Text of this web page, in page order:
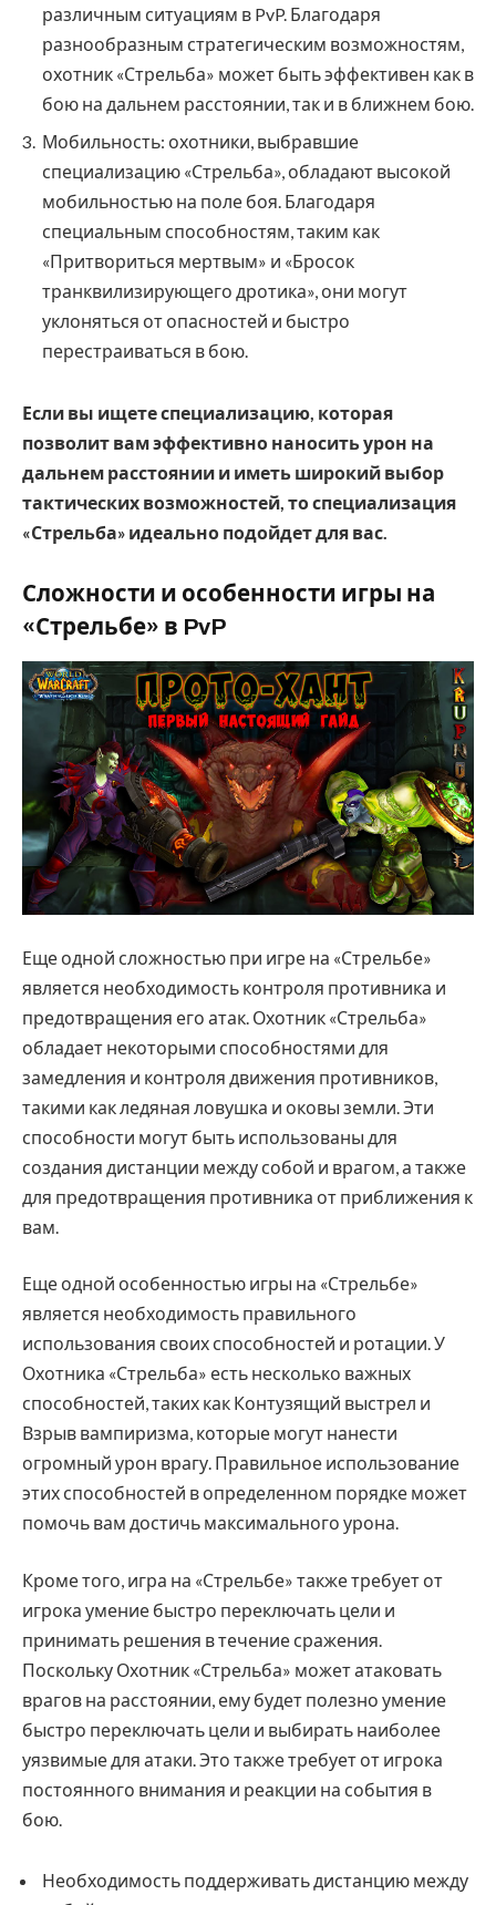
различным ситуациям в PvP. Благодаря
разнообразным стратегическим возможностям,
охотник «Стрельба» может быть эффективен как в
бою на дальнем расстоянии, так и в ближнем бою.
Мобильность: охотники, выбравшие
специализацию «Стрельба», обладают высокой
мобильностью на поле боя. Благодаря
специальным способностям, таким как
«Притвориться мертвым» и «Бросок
транквилизирующего дротика», они могут
уклоняться от опасностей и быстро
перестраиваться в бою.
Если вы ищете специализацию, которая
позволит вам эффективно наносить урон на
дальнем расстоянии и иметь широкий выбор
тактических возможностей, то специализация
«Стрельба» идеально подойдет для вас.
Сложности и особенности игры на
«Стрельбе» в PvP
Еще одной сложностью при игре на «Стрельбе»
является необходимость контроля противника и
предотвращения его атак. Охотник «Стрельба»
обладает некоторыми способностями для
замедления и контроля движения противников,
такими как ледяная ловушка и оковы земли. Эти
способности могут быть использованы для
создания дистанции между собой и врагом, а также
для предотвращения противника от приближения к
вам.
Еще одной особенностью игры на «Стрельбе»
является необходимость правильного
использования своих способностей и ротации. У
Охотника «Стрельба» есть несколько важных
способностей, таких как Контузящий выстрел и
Взрыв вампиризма, которые могут нанести
огромный урон врагу. Правильное использование
этих способностей в определенном порядке может
помочь вам достичь максимального урона.
Кроме того, игра на «Стрельбе» также требует от
игрока умение быстро переключать цели и
принимать решения в течение сражения.
Поскольку Охотник «Стрельба» может атаковать
врагов на расстоянии, ему будет полезно умение
быстро переключать цели и выбирать наиболее
уязвимые для атаки. Это также требует от игрока
постоянного внимания и реакции на события в
бою.
Необходимость поддерживать дистанцию между